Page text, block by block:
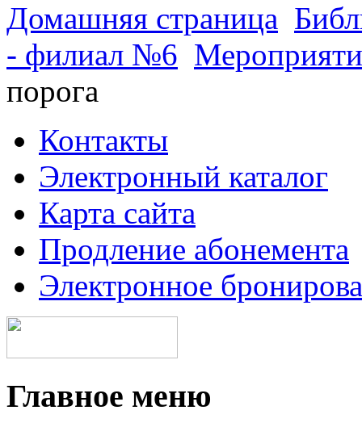
Домашняя страница
- филиал №6
порога
Контакты
Электронный каталог
Карта сайта
Продление абонемента
Электронное
Главное меню